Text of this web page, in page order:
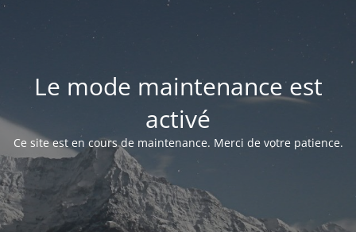
Le mode maintenance est
activé
Ce site est en cours de maintenance. Merci de votre patience.